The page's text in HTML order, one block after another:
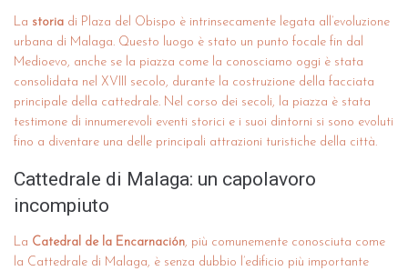
La storia di Plaza del Obispo è intrinsecamente legata all’evoluzione
urbana di Malaga. Questo luogo è stato un punto focale fin dal
Medioevo, anche se la piazza come la conosciamo oggi è stata
consolidata nel XVIII secolo, durante la costruzione della facciata
principale della cattedrale. Nel corso dei secoli, la piazza è stata
testimone di innumerevoli eventi storici e i suoi dintorni si sono evoluti
fino a diventare una delle principali attrazioni turistiche della città.
Cattedrale di Malaga: un capolavoro
incompiuto
La Catedral de la Encarnación, più comunemente conosciuta come
la Cattedrale di Malaga, è senza dubbio l’edificio più importante